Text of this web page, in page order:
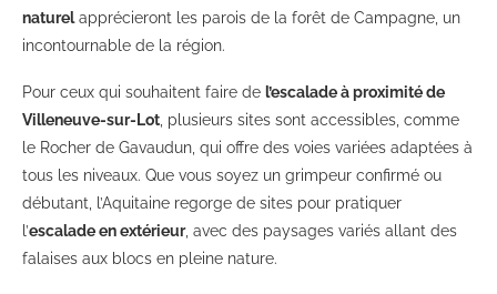
naturelapprécieront les parois de la forêt de Campagne, un
incontournable de la région.
Pour ceux qui souhaitent faire de l’escalade à proximité de
Villeneuve-sur-Lot , plusieurs sites sont accessibles, comme
le Rocher de Gavaudun, qui offre des voies variées adaptées à
tous les niveaux. Que vous soyez un grimpeur confirmé ou
débutant, l’Aquitaine regorge de sites pour pratiquer
l’escalade en extérieur, avec des paysages variés allant des
falaises aux blocs en pleine nature.